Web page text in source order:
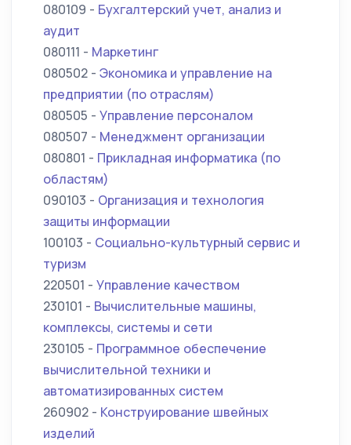
080109 - Бухгалтерский учет, анализ и
аудит
080111 - Маркетинг
080502 - Экономика и управление на
предприятии (по отраслям)
080505 - Управление персоналом
080507 - Менеджмент организации
080801 - Прикладная информатика (по
областям)
090103 - Организация и технология
защиты информации
100103 - Социально-культурный сервис и
туризм
220501 - Управление качеством
230101 - Вычислительные машины,
комплексы, системы и сети
230105 - Программное обеспечение
вычислительной техники и
автоматизированных систем
260902 - Конструирование швейных
изделий